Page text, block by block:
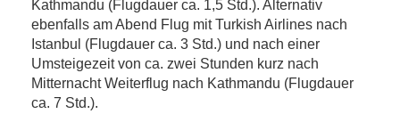
Kathmandu (Flugdauer ca. 1,5 Std.). Alternativ
ebenfalls am Abend Flug mit Turkish Airlines nach
Istanbul (Flugdauer ca. 3 Std.) und nach einer
Umsteigezeit von ca. zwei Stunden kurz nach
Mitternacht Weiterflug nach Kathmandu (Flugdauer
ca. 7 Std.).